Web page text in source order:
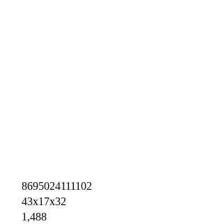
8695024111102
43х17х32
1,488